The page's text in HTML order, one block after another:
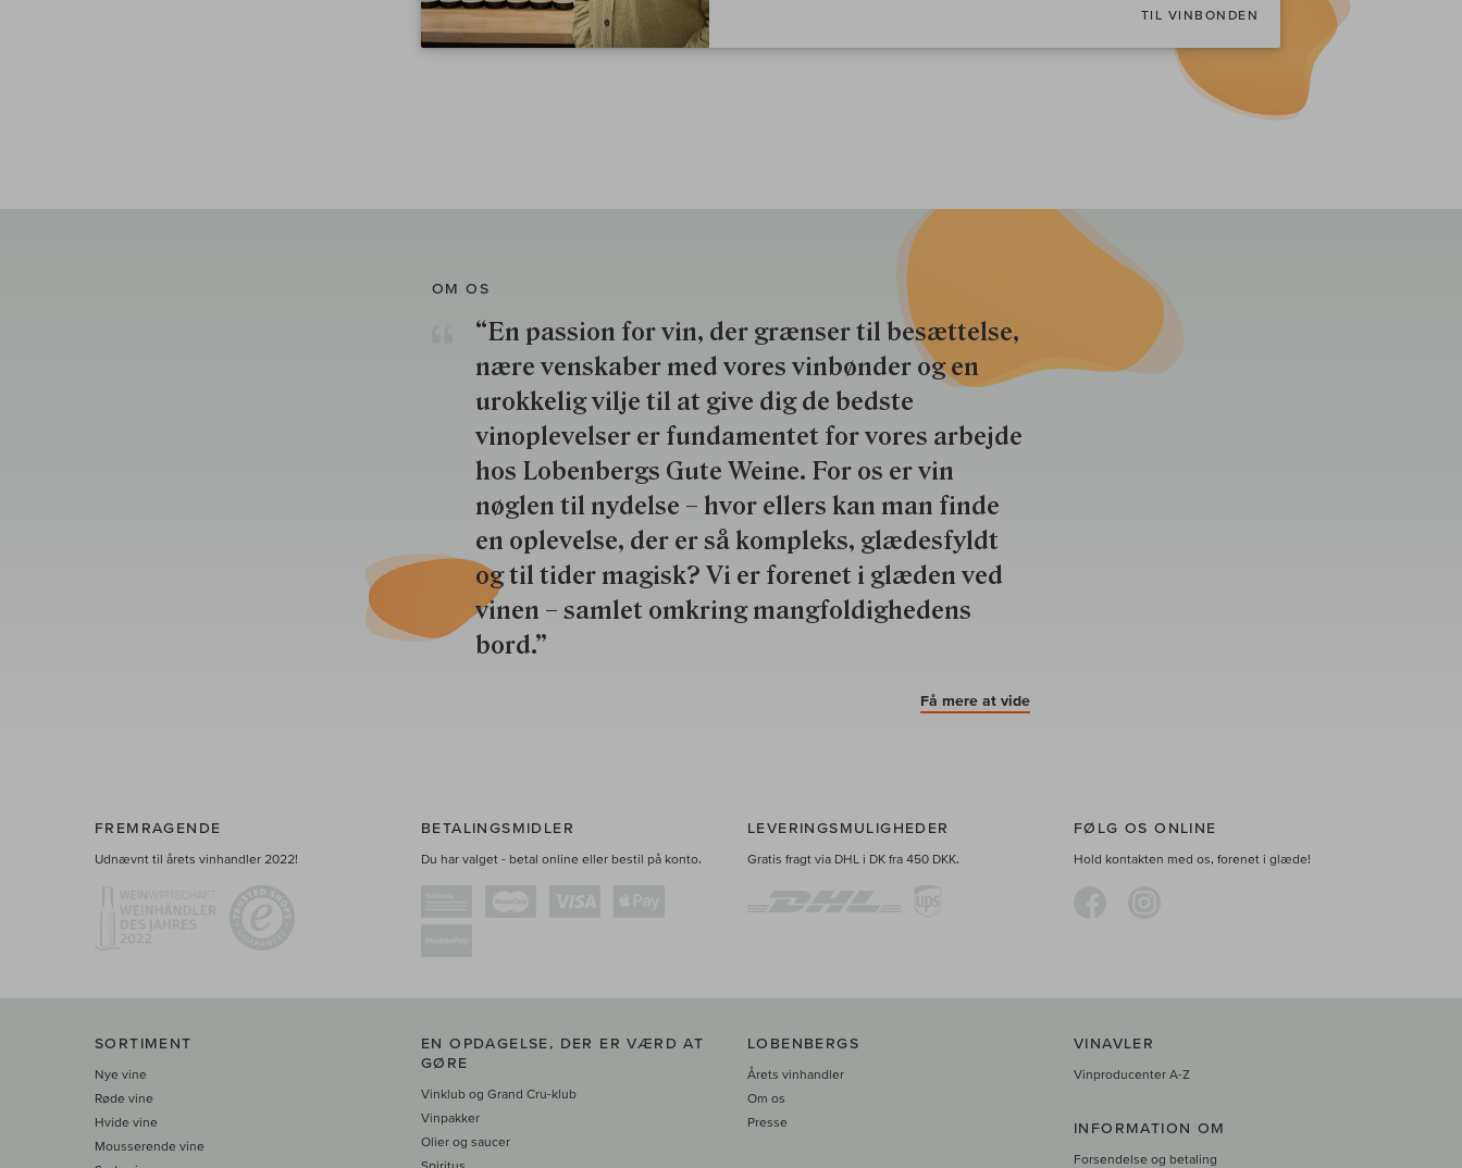
TIL VINBONDEN
OM OS
“En passion for vin, der grænser til besættelse,
nære venskaber med vores vinbønder og en
urokkelig vilje til at give dig de bedste
vinoplevelser er fundamentet for vores arbejde
hos Lobenbergs Gute Weine. For os er vin
nøglen til nydelse – hvor ellers kan man finde
en oplevelse, der er så kompleks, glædesfyldt
og til tider magisk? Vi er forenet i glæden ved
vinen – samlet omkring mangfoldighedens
bord.”
Få mere at vide
FREMRAGENDE
Udnævnt til årets vinhandler 2022!
BETALINGSMIDLER
Du har valget - betal online eller bestil på konto.
LEVERINGSMULIGHEDER
Gratis fragt via DHL i DK fra 450 DKK.
FØLG OS ONLINE
Hold kontakten med os, forenet i glæde!
SORTIMENT
Nye vine
Røde vine
Hvide vine
Mousserende vine
EN OPDAGELSE, DER ER VÆRD AT
GØRE
Vinklub og Grand Cru-klub
Vinpakker
Olier og saucer
LOBENBERGS
Årets vinhandler
Om os
Presse
VINAVLER
Vinproducenter A-Z
INFORMATION OM
Forsendelse og betaling